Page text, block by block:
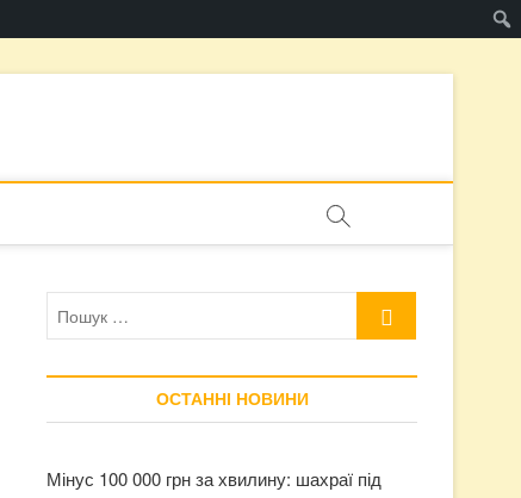
ОСТАННІ НОВИНИ
Мінус 100 000 грн за хвилину: шахраї під